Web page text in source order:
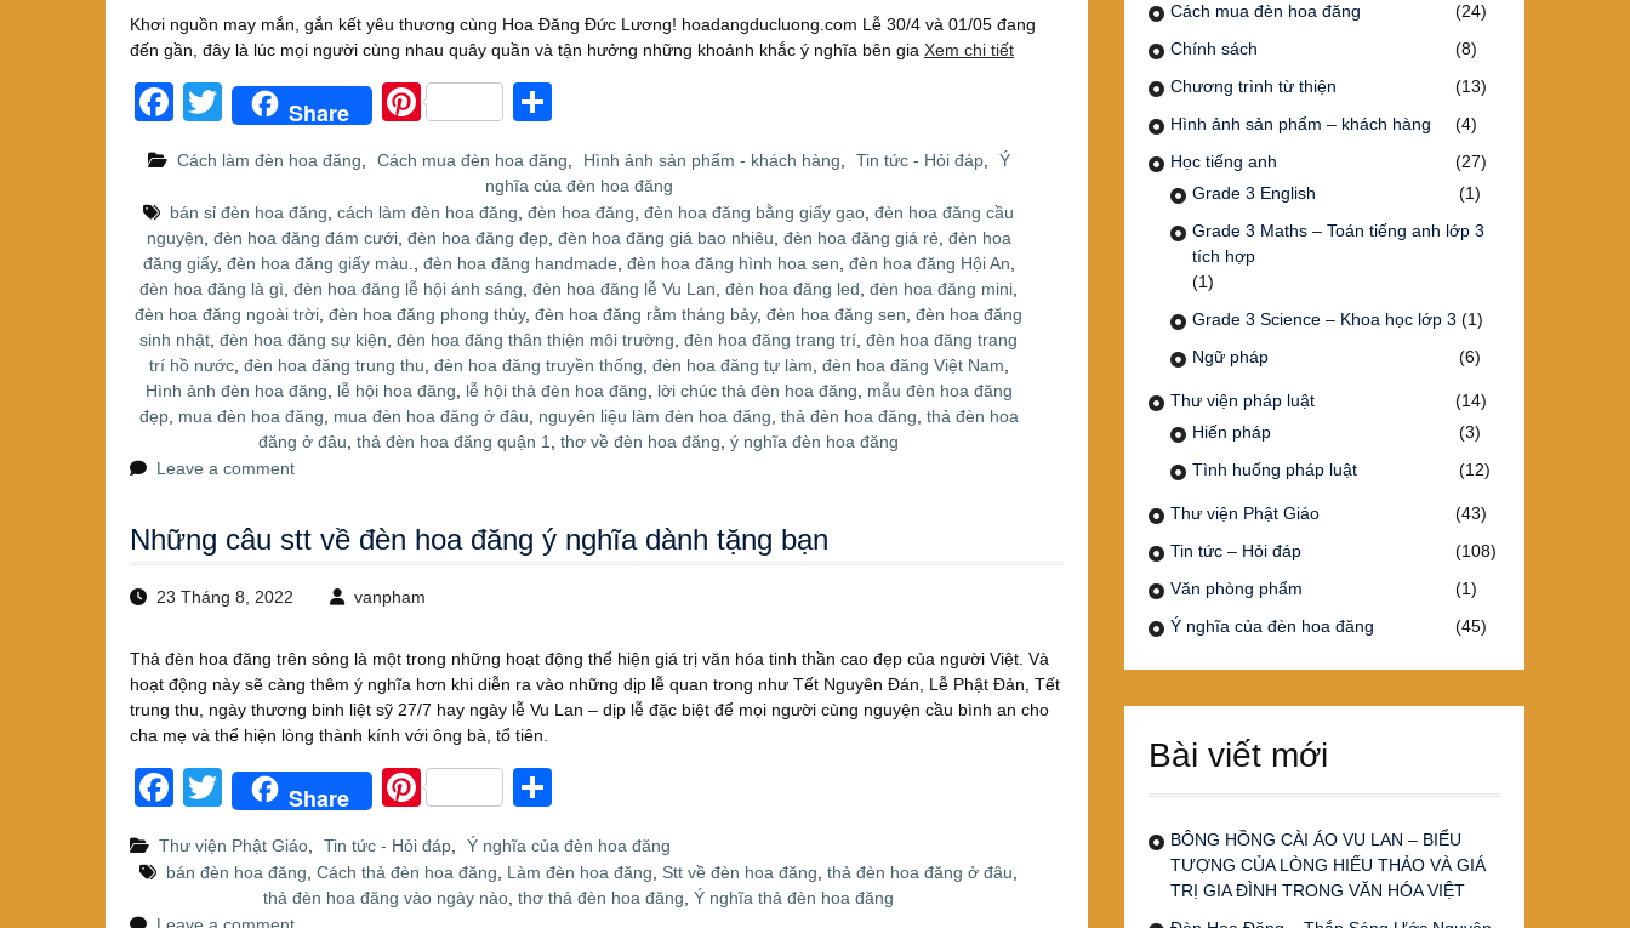
Khơi nguồn may mắn, gắn kết yêu thương cùng Hoa Đăng Đức Lương! hoadangducluong.com Lễ 30/4 và 01/05 đang
đến gần, đây là lúc mọi người cùng nhau quây quần và tận hưởng những khoảnh khắc ý nghĩa bên gia Xem chi tiết
F
c
e
b
o
o
k
T
tt
er
Share
Pi
er
e
st
ar
e
Cách làm đèn hoa đăng Cách mua đèn hoa đăng Hình ảnh sản phẩm - khách hàng Tin tức - Hỏi đáp,
Ý
nghĩa của đèn hoa đăng
bán sỉ đèn hoa đăng cách làm đèn hoa đăng đèn hoa đăng đèn hoa đăng bằng giấy gạo đèn hoa đăng cầu
nguyện đèn hoa đăng đám cưới, đèn hoa đăng đẹp, đèn hoa đăng giá bao nhiêu đèn hoa đăng giá rẻ đèn hoa
đăng giấy, đèn hoa đăng giấy màu. đèn hoa đăng handmade đèn hoa đăng hình hoa sen đèn hoa đăng Hội An
đèn hoa đăng là gì đèn hoa đăng lễ hội ánh sáng đèn hoa đăng lễ Vu Lan đèn hoa đăng led đèn hoa đăng mini
đèn hoa đăng ngoài trời đèn hoa đăng phong thủy, đèn hoa đăng rằm tháng bảy, đèn hoa đăng sen đèn hoa đăng
sinh nhật đèn hoa đăng sự kiện đèn hoa đăng thân thiện môi trường đèn hoa đăng trang trí đèn hoa đăng trang
trí hồ nước, đèn hoa đăng trung thu đèn hoa đăng truyền thống đèn hoa đăng tự làm đèn hoa đăng Việt Nam
Hình ảnh đèn hoa đăng
lễ hội hoa đăng lễ hội thả đèn hoa đăng lời chúc thả đèn hoa đăng
mẫu đèn hoa đăng
đẹp, mua đèn hoa đăng mua đèn hoa đăng ở đâu nguyên liệu làm đèn hoa đăng thả đèn hoa đăng thả đèn hoa
đăng ở đâu thả đèn hoa đăng quận 1 thơ về đèn hoa đăng ý nghĩa đèn hoa đăng
Leave a comment
Những câu stt về đèn hoa đăng ý nghĩa dành tặng bạn
23 Tháng 8, 2022 vanpham
Thả đèn hoa đăng trên sông là một trong những hoạt động thể hiện giá trị văn hóa tinh thần cao đẹp của người Việt. Và
hoạt động này sẽ càng thêm ý nghĩa hơn khi diễn ra vào những dịp lễ quan trong như Tết Nguyên Đán, Lễ Phật Đản, Tết
trung thu, ngày thương binh liệt sỹ 27/7 hay ngày lễ Vu Lan – dịp lễ đặc biệt để mọi người cùng nguyện cầu bình an cho
cha mẹ và thể hiện lòng thành kính với ông bà, tổ tiên.
F
c
T
tt
Share
Pi
er
e
ar
e
Thư viện Phật Giáo Tin tức - Hỏi đáp
Ý nghĩa của đèn hoa đăng
bán đèn hoa đăng Cách thả đèn hoa đăng Làm đèn hoa đăng Stt về đèn hoa đăng thả đèn hoa đăng ở đâu
thả đèn hoa đăng vào ngày nào thơ thả đèn hoa đăng Ý nghĩa thả đèn hoa đăng
Cách mua đèn hoa đăng
(24)
Chính sách
(8)
Chương trình từ thiện
(13)
Hình ảnh sản phẩm – khách hàng
(4)
Học tiếng anh
(27)
Grade 3 English
(1)
Grade 3 Maths – Toán tiếng anh lớp 3
tích hợp
(1)
Grade 3 Science – Khoa học lớp 3 (1)
Ngữ pháp
(6)
Thư viện pháp luật
(14)
Hiến pháp
(3)
Tình huống pháp luật
(12)
Thư viện Phật Giáo
(43)
Tin tức – Hỏi đáp
(108)
Văn phòng phẩm
(1)
Ý nghĩa của đèn hoa đăng
(45)
Bài viết mới
BÔNG HỒNG CÀI ÁO VU LAN – BIỂU
TƯỢNG CỦA LÒNG HIẾU THẢO VÀ GIÁ
TRỊ GIA ĐÌNH TRONG VĂN HÓA VIỆT